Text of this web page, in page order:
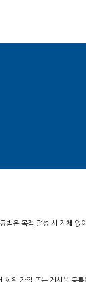
받은 목적 달성 시 지체 없
원 가입 또는 게시물 등록